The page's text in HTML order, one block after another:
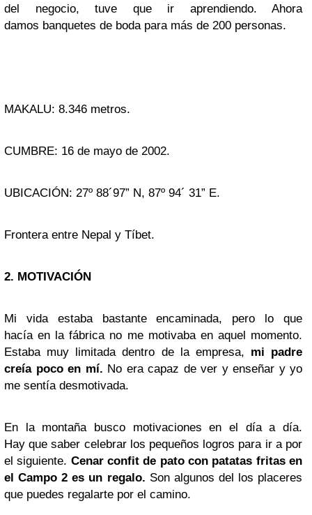
del negocio, tuve que ir aprendiendo. Ahora
damos banquetes de boda para más de 200 personas.
MAKALU: 8.346 metros.
CUMBRE: 16 de mayo de 2002.
UBICACIÓN: 27º 88´97” N, 87º 94´ 31” E.
Frontera entre Nepal y Tíbet.
2. MOTIVACIÓN
Mi vida estaba bastante encaminada, pero lo que
hacía en la fábrica no me motivaba en aquel momento.
Estaba muy limitada dentro de la empresa, mi padre
creía poco en mí. No era capaz de ver y enseñar y yo
me sentía desmotivada.
En la montaña busco motivaciones en el día a día.
Hay que saber celebrar los pequeños logros para ir a por
el siguiente. Cenar confit de pato con patatas fritas en
el Campo 2 es un regalo. Son algunos del los placeres
que puedes regalarte por el camino.